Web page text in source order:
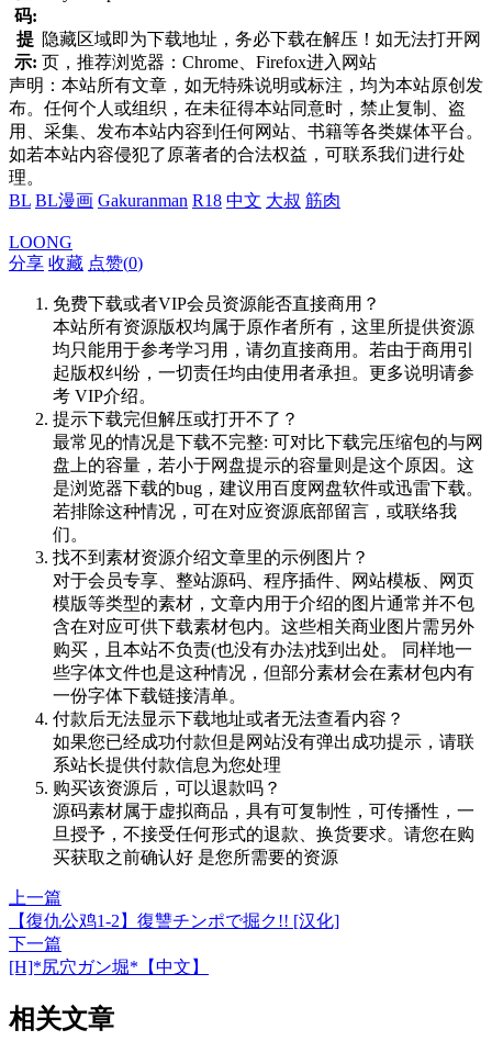
码:
提
示:
隐藏区域即为下载地址，务必下载在解压！如无法打开网
页，推荐浏览器：Chrome、Firefox进入网站
声明：本站所有文章，如无特殊说明或标注，均为本站原创发
布。任何个人或组织，在未征得本站同意时，禁止复制、盗
用、采集、发布本站内容到任何网站、书籍等各类媒体平台。
如若本站内容侵犯了原著者的合法权益，可联系我们进行处
理。
BL BL漫画 Gakuranman R18 中文 大叔 筋肉
LOONG
分享 收藏 点赞(0)
免费下载或者VIP会员资源能否直接商用？
本站所有资源版权均属于原作者所有，这里所提供资源
均只能用于参考学习用，请勿直接商用。若由于商用引
起版权纠纷，一切责任均由使用者承担。更多说明请参
考 VIP介绍。
提示下载完但解压或打开不了？
最常见的情况是下载不完整: 可对比下载完压缩包的与网
盘上的容量，若小于网盘提示的容量则是这个原因。这
是浏览器下载的bug，建议用百度网盘软件或迅雷下载。
若排除这种情况，可在对应资源底部留言，或联络我
们。
找不到素材资源介绍文章里的示例图片？
对于会员专享、整站源码、程序插件、网站模板、网页
模版等类型的素材，文章内用于介绍的图片通常并不包
含在对应可供下载素材包内。这些相关商业图片需另外
购买，且本站不负责(也没有办法)找到出处。 同样地一
些字体文件也是这种情况，但部分素材会在素材包内有
一份字体下载链接清单。
付款后无法显示下载地址或者无法查看内容？
如果您已经成功付款但是网站没有弹出成功提示，请联
系站长提供付款信息为您处理
购买该资源后，可以退款吗？
源码素材属于虚拟商品，具有可复制性，可传播性，一
旦授予，不接受任何形式的退款、换货要求。请您在购
买获取之前确认好 是您所需要的资源
上一篇
【復仇公鸡1-2】復讐チンポで掘ク!! [汉化]
下一篇
[H]*尻穴ガン堀*【中文】
相关文章